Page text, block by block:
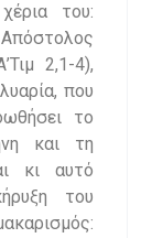
του:
2,1-4),
που
το
και τη
κι αυτό
του